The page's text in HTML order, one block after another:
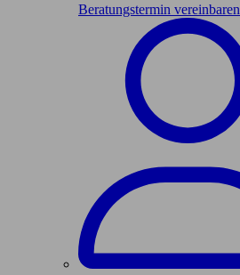
Beratungstermin vereinbaren